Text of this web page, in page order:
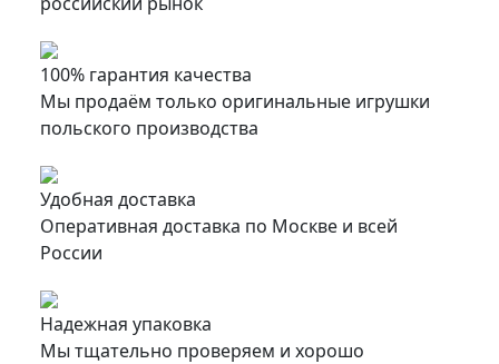
100% гарантия качества
Мы продаём только оригинальные игрушки
польского производства
Удобная доставка
Оперативная доставка по Москве и всей
России
Надежная упаковка
Мы тщательно проверяем и хорошо